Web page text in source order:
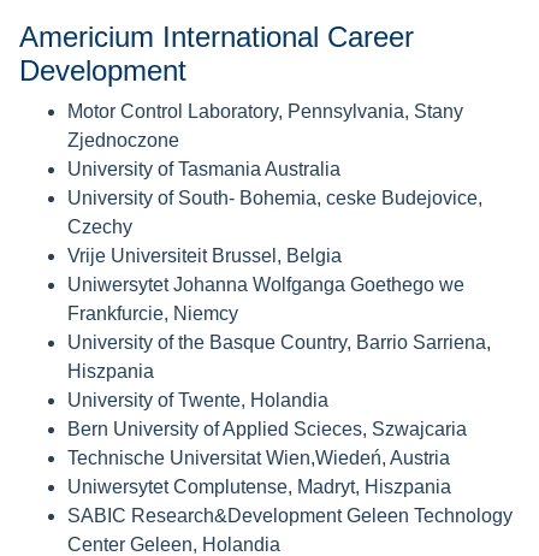
Americium International Career
Development
Motor Control Laboratory, Pennsylvania, Stany
Zjednoczone
University of Tasmania Australia
University of South- Bohemia, ceske Budejovice,
Czechy
Vrije Universiteit Brussel, Belgia
Uniwersytet Johanna Wolfganga Goethego we
Frankfurcie, Niemcy
University of the Basque Country, Barrio Sarriena,
Hiszpania
University of Twente, Holandia
Bern University of Applied Scieces, Szwajcaria
Technische Universitat Wien,Wiedeń, Austria
Uniwersytet Complutense, Madryt, Hiszpania
SABIC Research&Development Geleen Technology
Center Geleen, Holandia